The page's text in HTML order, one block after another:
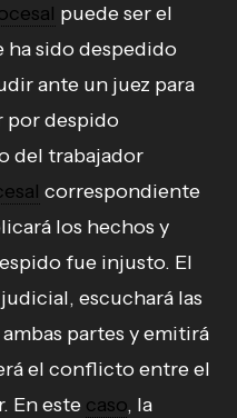
puede ser el
ha sido despedido
ante un juez para
por despido
del trabajador
correspondiente
los hechos y
fue injusto. El
escuchará las
partes y emitirá
el conflicto entre el
En este caso, la